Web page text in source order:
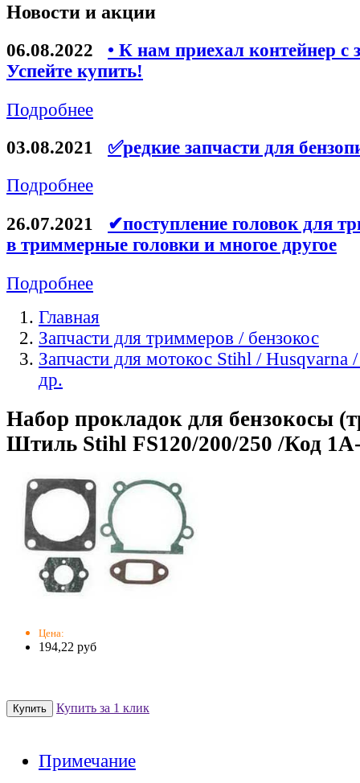
Запчасти для электроинструмента другие
Запчасти для компрессоров
Конденсаторы
Ремни для электроинструмента
Новости и акции
06.08.2022
• К нам приехал контейнер с
Успейте купить!
Подробнее
03.08.2021
✅редкие запчасти для
Подробнее
26.07.2021
✔поступление головок для
в триммерные головки и многое другое
Подробнее
Главная
Запчасти для триммеров / бензокос
Запчасти для мотокос Stihl / Husqvarna
др.
Набор прокладок для бензокосы
Штиль Stihl FS120/200/250 /Код
Цена:
194,22 руб
Купить за 1 клик
Примечание